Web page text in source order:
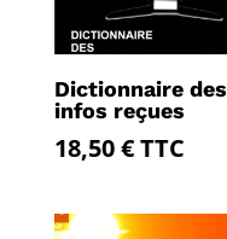
Dictionnaire des
infos reçues
18,50€TTC